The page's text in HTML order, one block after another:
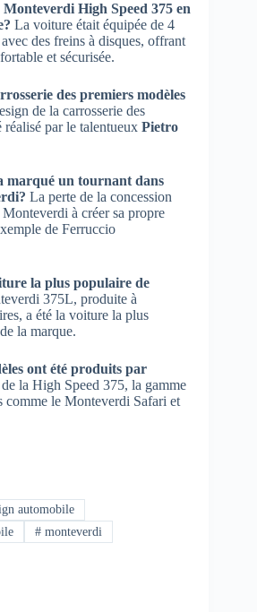
High Speed 375 en
La voiture était équipée de 4
avec des freins à disques, offrant
et sécurisée.
des premiers modèles
de la carrosserie des
réalisé par le talentueux Pietro
marqué un tournant dans
La perte de la concession
à créer sa propre
de Ferruccio
la plus populaire de
375L, produite à
a été la voiture la plus
la marque.
ont été produits par
la High Speed 375, la gamme
comme le Monteverdi Safari et
automobile
#monteverdi